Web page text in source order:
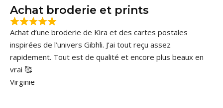
Achat broderie et prints
Achat d’une broderie de Kira et des cartes postales
inspirées de l’univers Gibhli. J’ai tout reçu assez
rapidement. Tout est de qualité et encore plus beaux en
vrai 🥰
Virginie